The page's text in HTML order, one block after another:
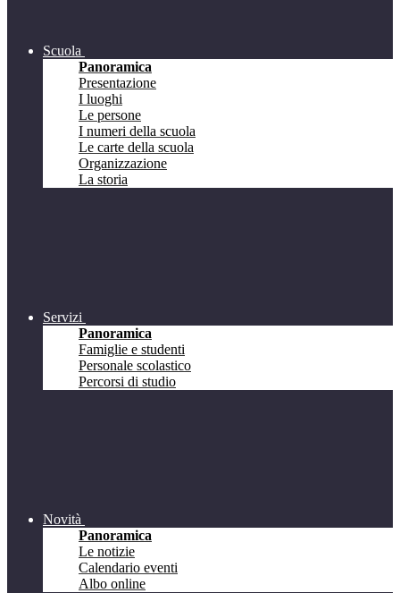
Scuola
Panoramica
Presentazione
I luoghi
Le persone
I numeri della scuola
Le carte della scuola
Organizzazione
La storia
Servizi
Panoramica
Famiglie e studenti
Personale scolastico
Percorsi di studio
Novità
Panoramica
Le notizie
Calendario eventi
Albo online